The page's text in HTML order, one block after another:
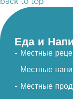
Еда и
- Местные
- Местные
- Местные